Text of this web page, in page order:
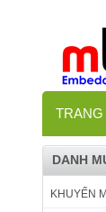
TRANG
DANH
KHUYẾN